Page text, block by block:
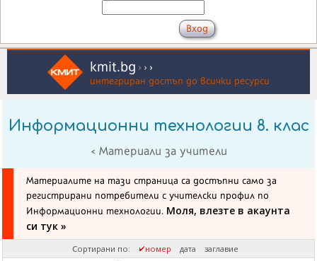
kmit.bg › › ›
интегриран достъп до всички ресурси
Информационни технологии 8. клас
< Материали за учители
Материалите на тази страница са достъпни само за
регистрирани потребители с учителски профил по
Информационни технологии. Моля, влезте в акаунта
си тук »
Сортирани по: номер дата заглавие